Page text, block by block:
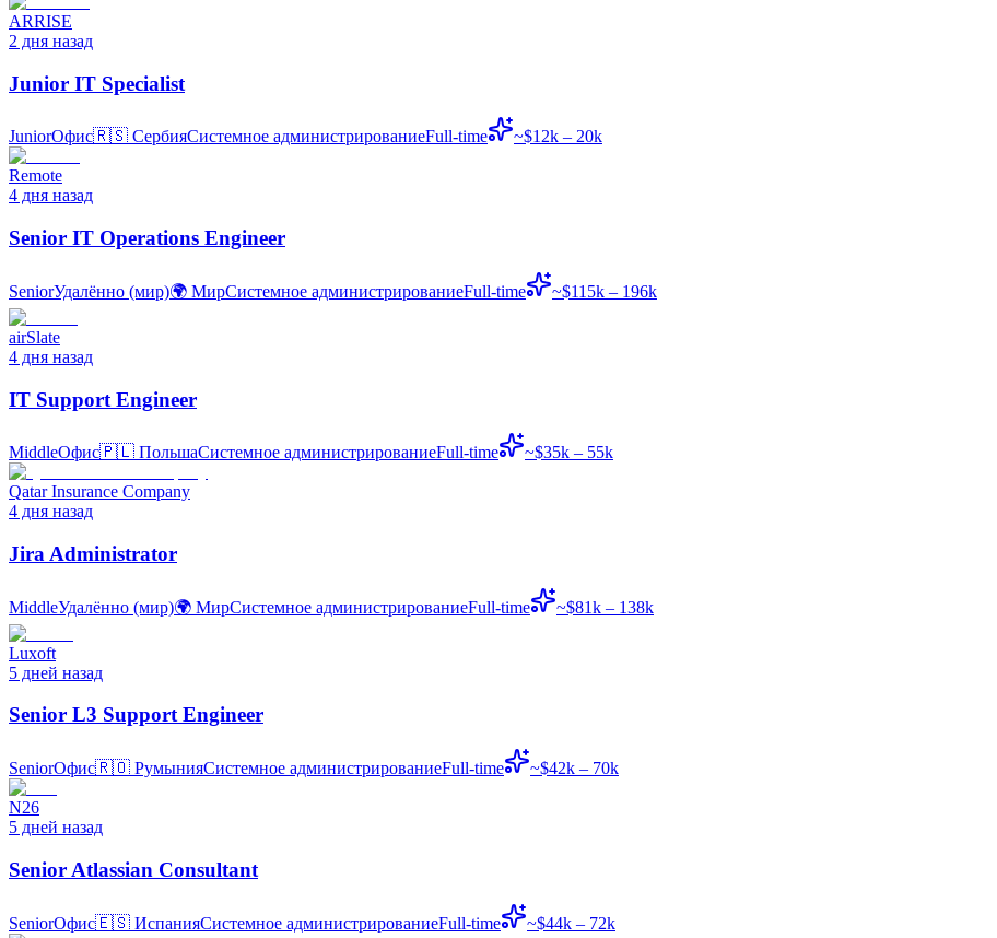
ARRISE
2 дня назад
Junior IT Specialist
JuniorОфис🇷🇸 СербияСистемное администрированиеFull-time ~$12k – 20k
Remote
4 дня назад
Senior IT Operations Engineer
SeniorУдалённо (мир)🌍 МирСистемное администрированиеFull-time ~$115k – 196k
airSlate
4 дня назад
IT Support Engineer
MiddleОфис🇵🇱 ПольшаСистемное администрированиеFull-time ~$35k – 55k
Qatar Insurance Company
4 дня назад
Jira Administrator
MiddleУдалённо (мир)🌍 МирСистемное администрированиеFull-time ~$81k – 138k
Luxoft
5 дней назад
Senior L3 Support Engineer
SeniorОфис🇷🇴 РумынияСистемное администрированиеFull-time ~$42k – 70k
N26
5 дней назад
Senior Atlassian Consultant
SeniorОфис🇪🇸 ИспанияСистемное администрированиеFull-time ~$44k – 72k